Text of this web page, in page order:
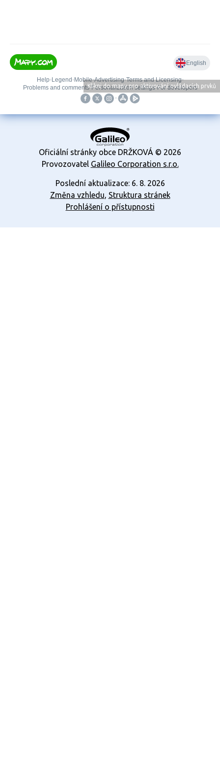
Oficiální stránky obce DRŽKOVÁ © 2026
Provozovatel Galileo Corporation s.r.o.
Poslední aktualizace: 6. 8. 2026
Změna vzhledu, Struktura stránek
Prohlášení o přístupnosti